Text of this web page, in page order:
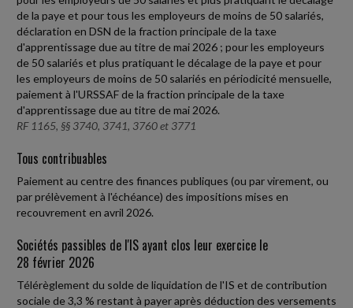
de la paye et pour tous les employeurs de moins de 50 salariés,
déclaration en DSN de la fraction principale de la taxe
d'apprentissage due au titre de mai 2026 ; pour les employeurs
de 50 salariés et plus pratiquant le décalage de la paye et pour
les employeurs de moins de 50 salariés en périodicité mensuelle,
paiement à l'URSSAF de la fraction principale de la taxe
d'apprentissage due au titre de mai 2026.
RF 1165, §§ 3740, 3741, 3760 et 3771
Tous contribuables
Paiement au centre des finances publiques (ou par virement, ou
par prélèvement à l'échéance) des impositions mises en
recouvrement en avril 2026.
Sociétés passibles de l'IS ayant clos leur exercice le
28 février 2026
Télérèglement du solde de liquidation de l'IS et de contribution
sociale de 3,3 % restant à payer après déduction des versements